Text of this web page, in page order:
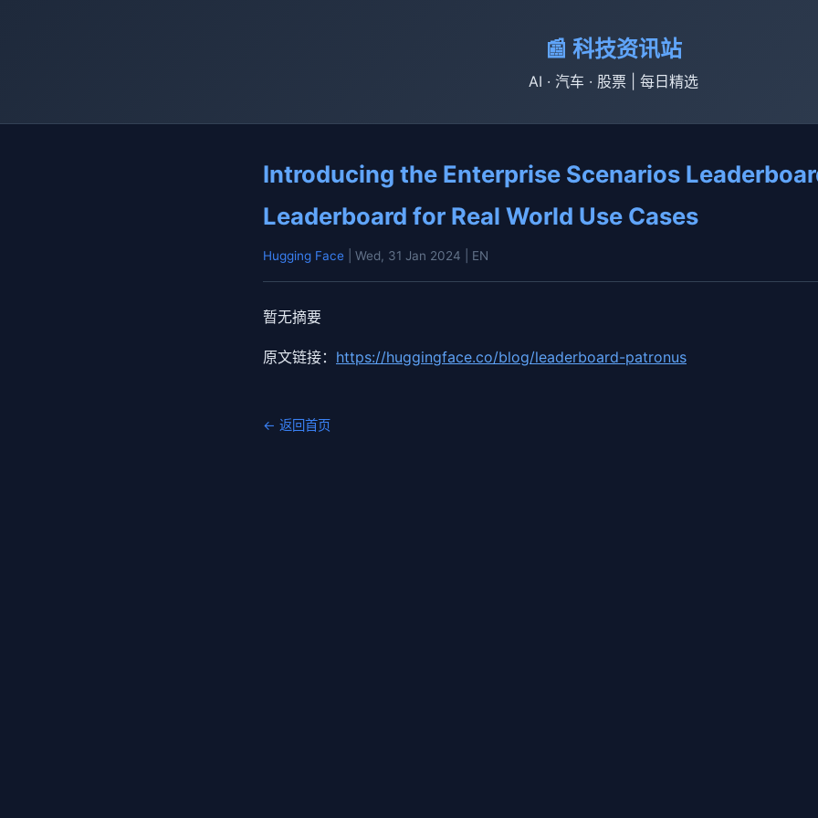
📰 科技资讯站
AI · 汽车 · 股票 | 每日精选
Introducing the Enterprise Scenarios
Leaderboard for Real World Use Cases
Hugging Face | Wed, 31 Jan 2024 | EN
暂无摘要
原文链接： https://huggingface.co/blog/leaderboard-patronus
← 返回首页